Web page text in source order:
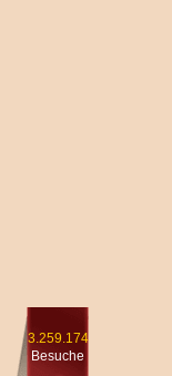
3.259.174
Besuche